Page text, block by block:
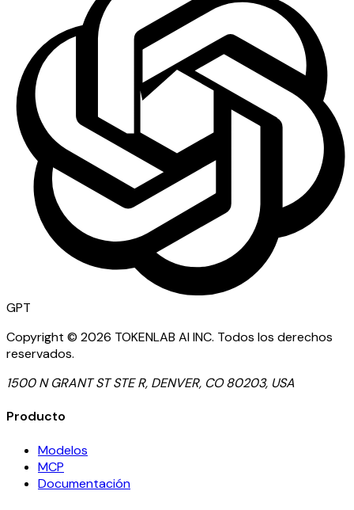
GPT
Copyright © 2026 TOKENLAB AI INC. Todos los derechos
reservados.
1500 N GRANT ST STE R, DENVER, CO 80203, USA
Producto
Modelos
MCP
Documentación